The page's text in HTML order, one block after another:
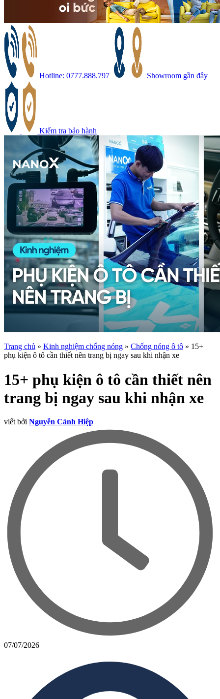
Hotline: 0777.888.797 Showroom gần đây
Kiểm tra bảo hành
Trang chủ » Kinh nghiệm chống nóng » Chống nóng ô tô » 15+
phụ kiện ô tô cần thiết nên trang bị ngay sau khi nhận xe
15+ phụ kiện ô tô cần thiết nên
trang bị ngay sau khi nhận xe
viết bởi Nguyễn Cảnh Hiệp
07/07/2026